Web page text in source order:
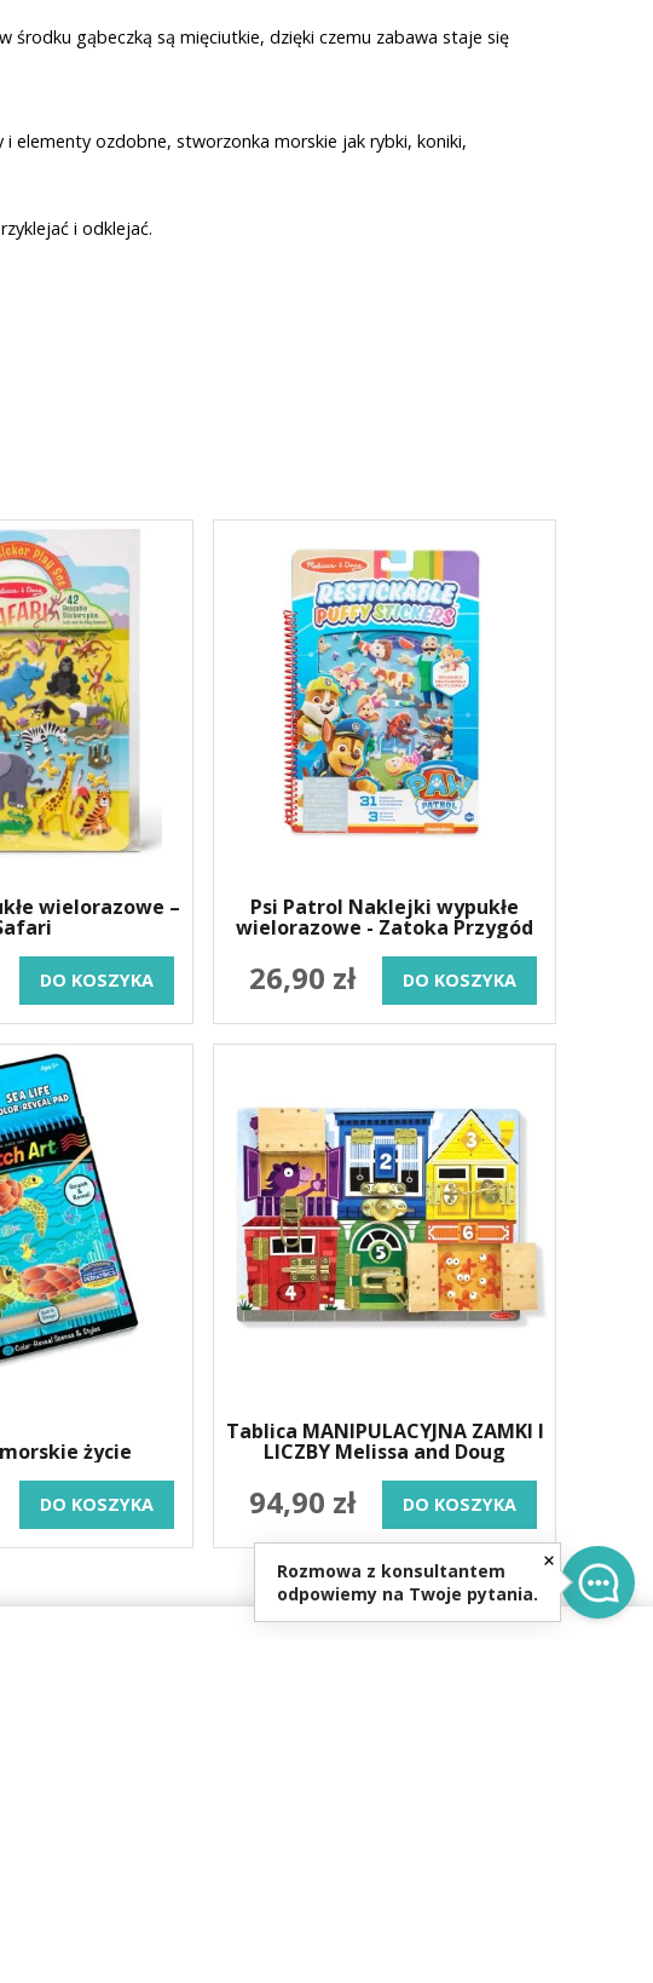
środku gąbeczką są mięciutkie, dzięki czemu zabawa staje się
elementy ozdobne, stworzonka morskie jak rybki, koniki,
i odklejać.
wielorazowe –
DO KOSZYKA
Psi Patrol Naklejki wypukłe
wielorazowe - Zatoka Przygód
26,90 zł DO KOSZYKA
życie
DO KOSZYKA
Tablica MANIPULACYJNA ZAMKI I
LICZBY Melissa and Doug
94,90 zł DO KOSZYKA
Rozmowa z konsultantem
odpowiemy na Twoje pytania.